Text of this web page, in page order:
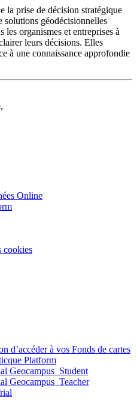
la prise de décision stratégique
solutions géodécisionnelles
les organismes et entreprises à
leurs décisions. Elles
à une connaissance approfondie
Online
cookies
d’accéder à vos Fonds de cartes
Platform
Geocampus_Student
Geocampus_Teacher